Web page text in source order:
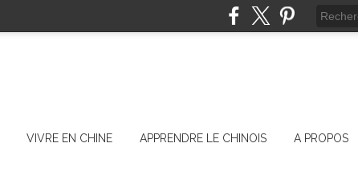
VIVRE EN CHINE APPRENDRE LE CHINOIS A PROPOS